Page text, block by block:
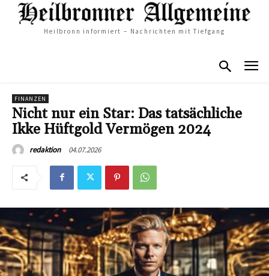
Heilbronn informiert – Nachrichten mit Tiefgang
FINANZEN
Nicht nur ein Star: Das tatsächliche
Ikke Hüftgold Vermögen 2024
redaktion 04.07.2026